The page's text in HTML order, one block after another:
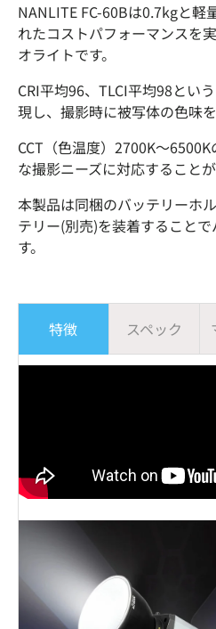
NANLITE FC-60Bは0.7kgと軽
れたコストパフォーマンスを
オライトです。
CRI平均96、TLCI平均98とい
現し、撮影時に被写体の色味
CCT（色温度）2700K〜
な撮影ニーズに対応することが
本製品は同梱のバッテリーホ
テリー(別売)を装着すること
す。
特徴 スペック